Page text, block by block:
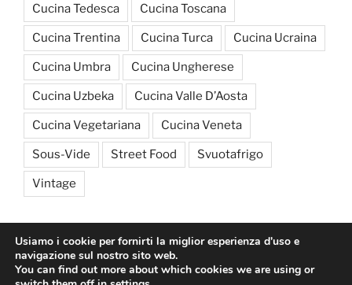
Cucina Tedesca Cucina Toscana
Cucina Trentina Cucina Turca Cucina Ucraina
Cucina Umbra Cucina Ungherese
Cucina Uzbeka Cucina Valle D’Aosta
Cucina Vegetariana Cucina Veneta
Sous-Vide Street Food Svuotafrigo
Vintage
Usiamo i cookie per fornirti la miglior esperienza d'uso e
navigazione sul nostro sito web.
You can find out more about which cookies we are using or